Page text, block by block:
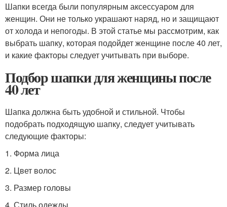
Шапки всегда были популярным аксессуаром для
женщин. Они не только украшают наряд, но и защищают
от холода и непогоды. В этой статье мы рассмотрим, как
выбрать шапку, которая подойдет женщине после 40 лет,
и какие факторы следует учитывать при выборе.
Подбор шапки для женщины после
40 лет
Шапка должна быть удобной и стильной. Чтобы
подобрать подходящую шапку, следует учитывать
следующие факторы:
1. Форма лица
2. Цвет волос
3. Размер головы